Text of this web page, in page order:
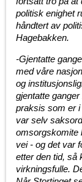
politisk enighet
håndtert av
Hagebakken.
-Gjentatte
med våre
og
gjentatte
praksis som er
var selv
omsorgskomite
vei - og det var
etter den tid, så
virkningsfulle.